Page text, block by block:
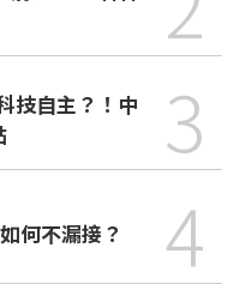
3
何不漏接？ 4